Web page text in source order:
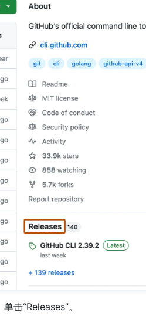
击“Releases”。